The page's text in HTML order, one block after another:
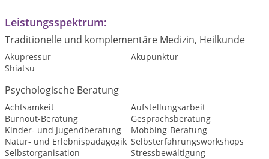
Leistungsspektrum:
Traditionelle und komplementäre Medizin, Heilkunde
Akupressur
Akupunktur
Shiatsu
Psychologische Beratung
Achtsamkeit
Aufstellungsarbeit
Burnout-Beratung
Gesprächsberatung
Kinder- und Jugendberatung
Mobbing-Beratung
Natur- und Erlebnispädagogik Selbsterfahrungsworkshops
Selbstorganisation
Stressbewältigung